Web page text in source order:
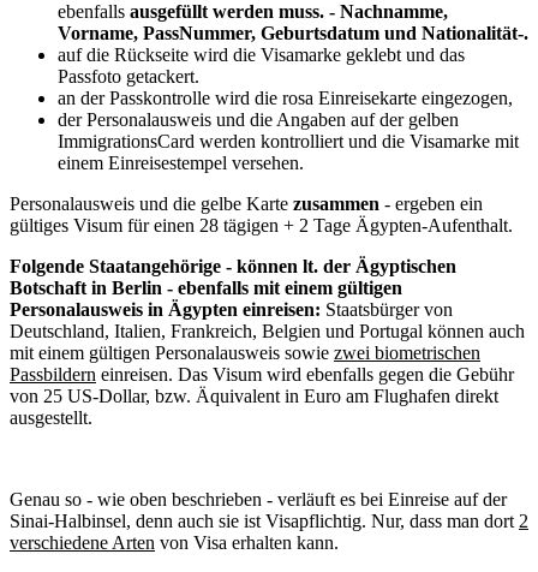
ebenfalls ausgefüllt werden muss. - Nachnamme,
Vorname, PassNummer, Geburtsdatum und Nationalität-.
auf die Rückseite wird die Visamarke geklebt und das
Passfoto getackert.
an der Passkontrolle wird die rosa Einreisekarte eingezogen,
der Personalausweis und die Angaben auf der gelben
ImmigrationsCard werden kontrolliert und die Visamarke mit
einem Einreisestempel versehen.
Personalausweis und die gelbe Karte zusammen - ergeben ein
gültiges Visum für einen 28 tägigen + 2 Tage Ägypten-Aufenthalt.
Folgende Staatangehörige - können lt. der Ägyptischen
Botschaft in Berlin - ebenfalls mit einem gültigen
Personalausweis in Ägypten einreisen: Staatsbürger von
Deutschland, Italien, Frankreich, Belgien und Portugal können auch
mit einem gültigen Personalausweis sowie zwei biometrischen
Passbildern einreisen. Das Visum wird ebenfalls gegen die Gebühr
von 25 US-Dollar, bzw. Äquivalent in Euro am Flughafen direkt
ausgestellt.
Genau so - wie oben beschrieben - verläuft es bei Einreise auf der
Sinai-Halbinsel, denn auch sie ist Visapflichtig. Nur, dass man dort 2
verschiedene Arten von Visa erhalten kann.